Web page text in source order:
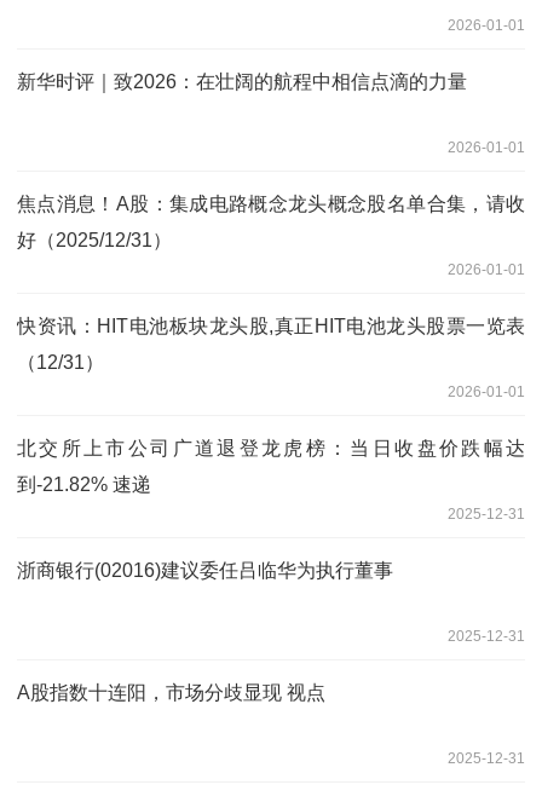
2026-01-01
新华时评｜致2026：在壮阔的航程中相信点滴的力量
2026-01-01
焦点消息！A股：集成电路概念龙头概念股名单合集，请收
好（2025/12/31）
2026-01-01
快资讯：HIT电池板块龙头股,真正HIT电池龙头股票一览表
（12/31）
2026-01-01
北交所上市公司广道退登龙虎榜：当日收盘价跌幅达
到-21.82% 速递
2025-12-31
浙商银行(02016)建议委任吕临华为执行董事
2025-12-31
A股指数十连阳，市场分歧显现 视点
2025-12-31